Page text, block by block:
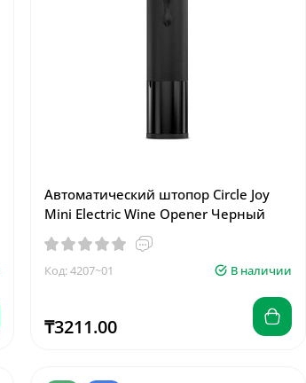
Автоматический штопор Circle Joy
Mini Electric Wine Opener Черный
Код: 4207~01 В наличии
₸3211.00